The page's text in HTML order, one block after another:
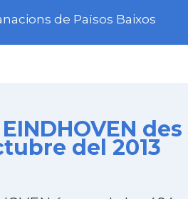
de Països Baixos
des
del 2013